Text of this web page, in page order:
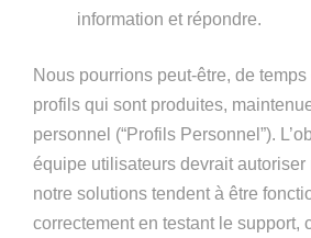
information et répondre.
Nous pourrions peut-être, de
profils qui sont produites,
personnel (“Profils Personnel”).
équipe utilisateurs devrait autoriser
notre solutions tendent à être
correctement en testant le support,